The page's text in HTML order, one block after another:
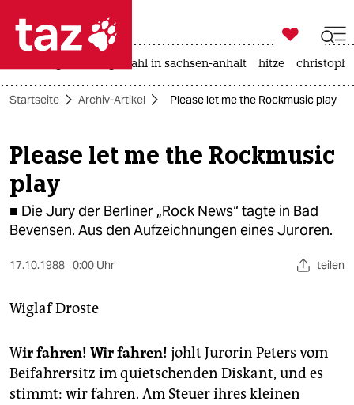
 taz zahl ich
taz zahl ich
themen
politik
öko
sport
berlin
nord

taz zahl ich
landtagswahl in sachsen-anhalt hitze
Startseite Archiv-Artikel Please let me the Rockmusic play
Please let me the Rockmusic
play
■ Die Jury der Berliner „Rock News“ tagte in Bad
Bevensen. Aus den Aufzeichnungen eines Juroren.
17.10.1988 0:00 Uhr teilen
Wiglaf Droste
Wir fahren! Wir fahren! johlt Jurorin Peters vom
Beifahrersitz im quietschenden Diskant, und es
stimmt: wir fahren. Am Steuer ihres kleinen